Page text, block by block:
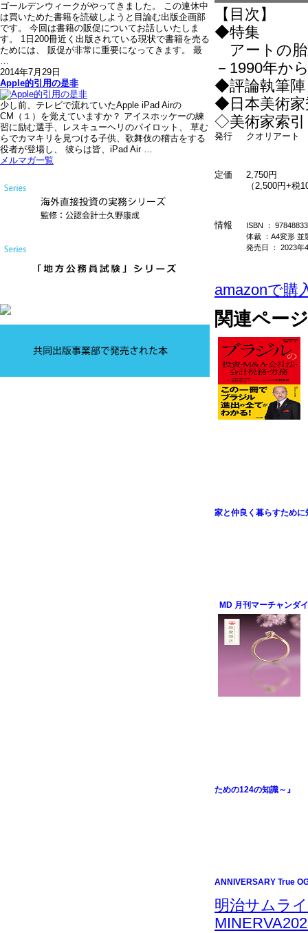
【目次】
◆特集
アートの
－1990年か
◆評論執筆陣
◆日本美術家
◇美術家索引
発行 クオリアート
定価
2,750円
（2,500円+税
情報
ISBN ：
体裁 ：A4変形 並
発売日 ： 2023年
amazonで購
関連ページ
家と仲良く暮らすため
MD 月刊マーチャンダ
ための124の知識～』
ANNIVERSARY True
明治サムラ
ゴールデンウィークがやってきました。 この連休中
は買いためた書籍を読破しようと目論む出版企画部
です。 今回は書籍の販促についてお話しいたしま
す。 1日200冊近く出版されている現状で書籍を売る
ためには、 販促が非常に重要になってきます。 最
…
2014年7月29日
Apple的引用の是非
少し前、テレビで流れていたApple iPad Airの
CM（１）を覚えていますか？ アイスホッケーの練
習に励む選手、レスキューヘリのパイロット、 草む
らでカマキリを見つける子供、歌舞伎の稽古をする
役者が登場し、 彼らは皆、iPad Air …
メルマガ一覧